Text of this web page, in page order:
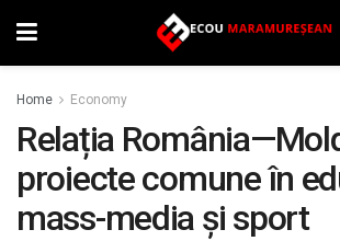
Home Economy
Relația
proiecte comune în
mass-media și sport